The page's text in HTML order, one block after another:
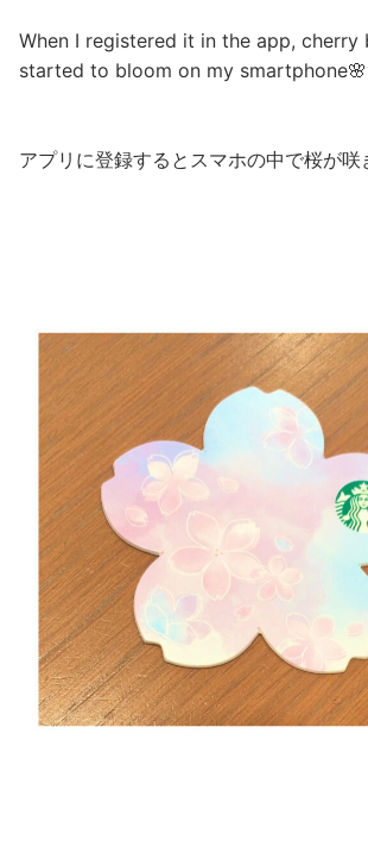
When I registered it in the app, cherry
started to bloom on my
アプリに登録するとスマホの中で桜が咲